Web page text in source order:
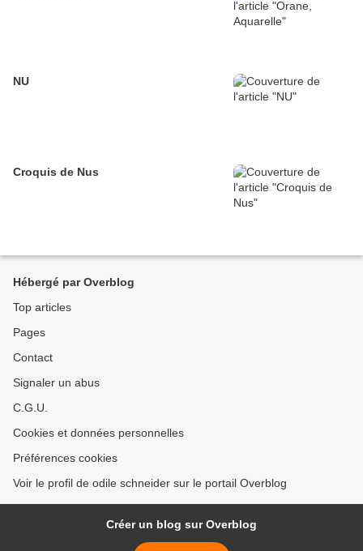
NU
Croquis de Nus
Hébergé par Overblog
Top articles
Pages
Contact
Signaler un abus
C.G.U.
Cookies et données personnelles
Préférences cookies
Voir le profil de odile schneider sur le portail Overblog
Créer un blog sur Overblog